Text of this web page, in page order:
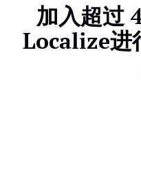
加入超过
Localize进